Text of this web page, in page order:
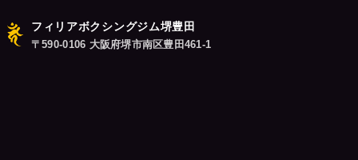
フィリアボクシングジム堺豊田
〒590-0106 大阪府堺市南区豊田461-1